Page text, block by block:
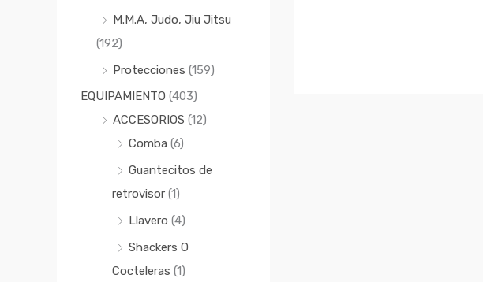
M.M.A, Judo, Jiu Jitsu
(192)
Protecciones (159)
EQUIPAMIENTO (403)
ACCESORIOS (12)
Comba (6)
Guantecitos de
retrovisor (1)
Llavero (4)
Shackers O
Cocteleras (1)